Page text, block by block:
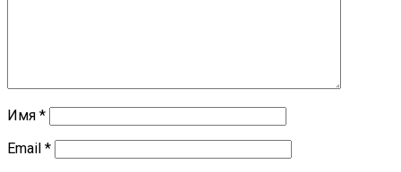
Имя *
Email *